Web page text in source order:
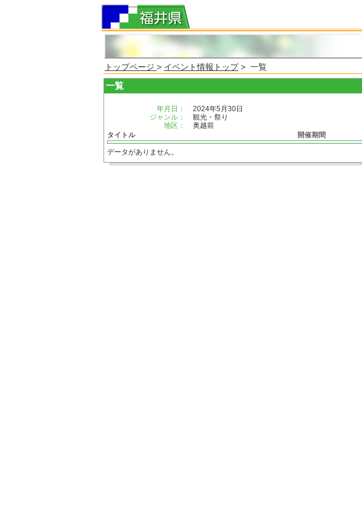
トップページ > イベント情報トップ> 一覧
一覧
年月日：
2024年5月30日
ジャンル：
観光・祭り
地区：
奥越前
タイトル
開催期間
データがありません。